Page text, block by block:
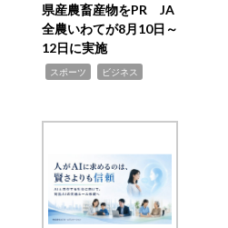
県産農畜産物をPR JA
全農いわてが8月10日～
12日に実施
スポーツ ビジネス